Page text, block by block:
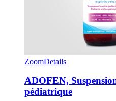
ZoomDetails
ADOFEN,
pédiatrique